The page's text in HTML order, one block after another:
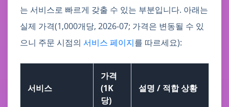
는 서비스로 빠르게 갖출 수 있는 부분입니다. 아래는
실제 가격(1,000개당, 2026-07; 가격은 변동될 수 있
으니 주문 시점의 서비스 페이지를 따르세요):
서비스
가격
(1K
당)
설명 / 적합 상황